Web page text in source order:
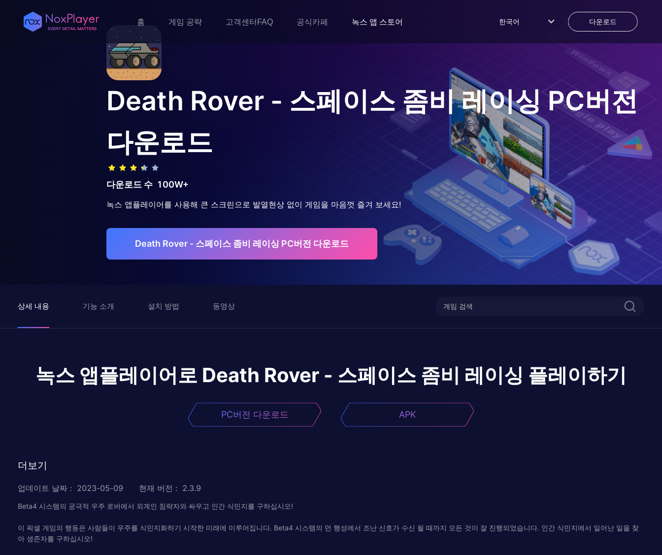
홈 게임 공략 고객센터FAQ 공식카페 녹스 앱 스토어 한국어 다운로드
Death Rover - 스페이스 좀비 레이싱 PC버전
다운로드
다운로드 수 100W+
녹스 앱플레이어를 사용해 큰 스크린으로 발열현상 없이 게임을 마음껏 즐겨 보세요!
Death Rover - 스페이스 좀비 레이싱 PC버전 다운로드
상세 내용 기능 소개 설치 방법 동영상
녹스 앱플레이어로 Death Rover - 스페이스 좀비 레이싱 플레이하기
PC버전 다운로드 APK
더보기
업데이트 날짜 : 2023-05-09 현재 버전 : 2.3.9
Beta4 시스템의 궁극적 우주 로버에서 외계인 침략자와 싸우고 인간 식민지를 구하십시오!
이 픽셀 게임의 행동은 사람들이 우주를 식민지화하기 시작한 미래에 이루어집니다. Beta4 시스템의 먼 행성에서 조난 신호가 수신 될 때까지 모든 것이 잘 진행되었습니다. 인간 식민지에서 일어난 일을 찾
아 생존자를 구하십시오!